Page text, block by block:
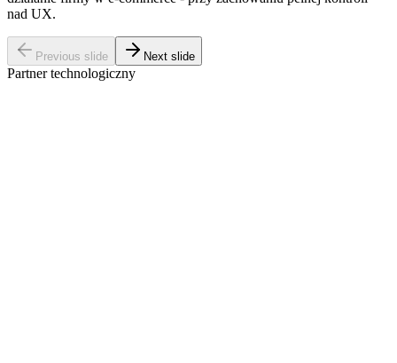
nad UX.
Previous slide Next slide
Partner technologiczny